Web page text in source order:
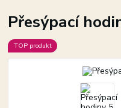
Přesýpací
TOP produkt